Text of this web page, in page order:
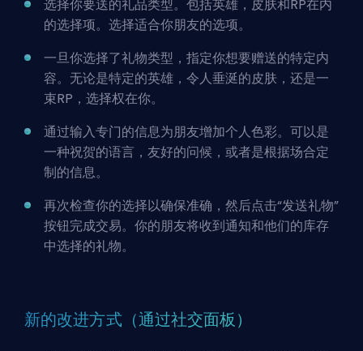
选择你要送的礼品类型。包括英雄，皮肤和RP在内
的选择项。选择适合你朋友的选项。
一旦你选择了礼物类型，指定你想要赠送的特定内
容。无论是特定的英雄，令人垂涎的皮肤，还是一
束RP，选择权在你。
通过输入专门的信息为朋友增加个人色彩。可以是
一种祝贺的语言，友好的问候，或者是根据场合定
制的信息。
再次检查你的选择以确保准确，然后点击“发送礼物”
按钮完成交易。你的朋友将收到通知和他们的库存
中选择的礼物。
新的改进方式（通过社交面板）